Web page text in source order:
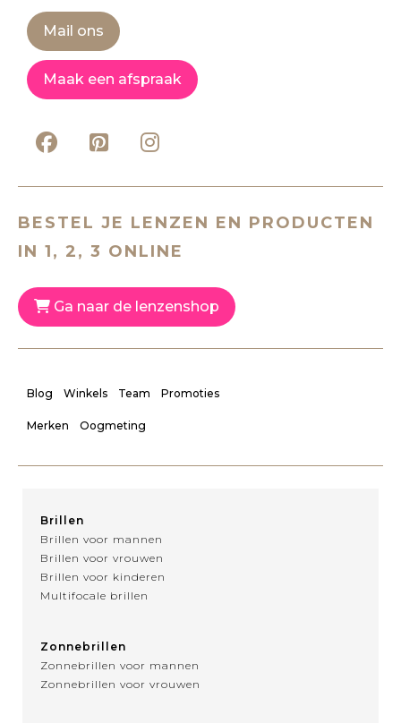
Mail ons
Maak een afspraak
BESTEL JE LENZEN EN PRODUCTEN
IN 1, 2, 3 ONLINE
Ga naar de lenzenshop
Blog Winkels Team Promoties
Merken Oogmeting
Brillen
Brillen voor mannen
Brillen voor vrouwen
Brillen voor kinderen
Multifocale brillen
Zonnebrillen
Zonnebrillen voor mannen
Zonnebrillen voor vrouwen